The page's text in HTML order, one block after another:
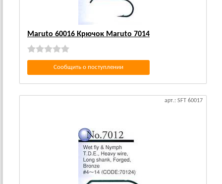
Maruto 60016 Крючок Maruto 7014
Сообщить о поступлении
арт.: SFT 60017